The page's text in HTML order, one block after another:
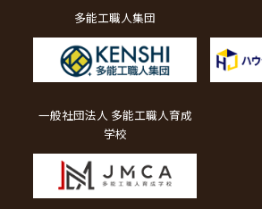
多能工職人集団
一般社団法人 多能工職人育成
学校